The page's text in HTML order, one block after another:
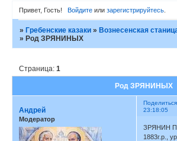
Привет, Гость! Войдитеили зарегистрируйтесь.
»Гребенские казаки »Вознесенская
»Род ЗРЯНИНЫХ
Род ЗРЯНИНЫХ
Страница:1
Поделиться
23:18:05
Андрей
Модератор
ЗРЯНИН
1883г.р.,